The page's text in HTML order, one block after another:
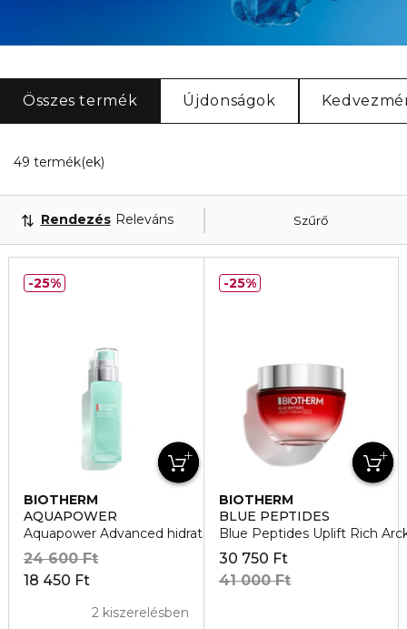
Összes termék Újdonságok
49 termék(ek)
Szűrő
Rendezés Releváns
BIOTHERM
AQUAPOWER
Aquapower Advanced hidratáló gél
18 450 Ft
24 600 Ft
2 kiszerelésben
25%
BIOTHERM
BLUE PEPTIDES
Blue Peptides Uplift Rich
30 750 Ft
41 000 Ft
25%